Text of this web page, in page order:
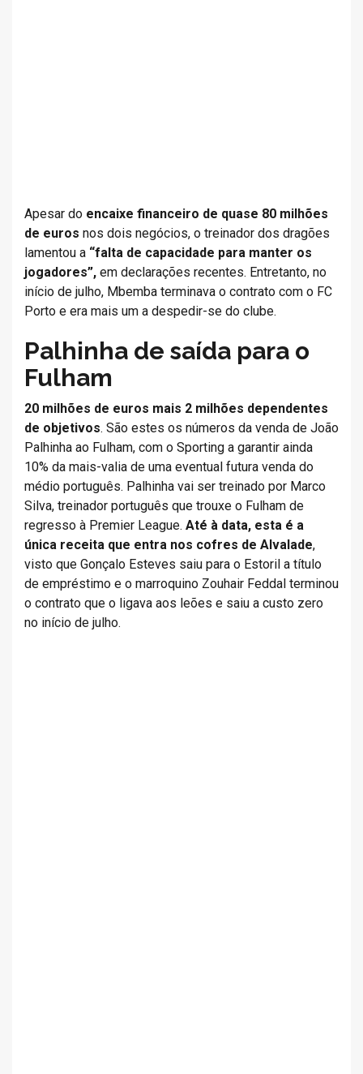
Apesar do encaixe financeiro de quase 80 milhões
de euros nos dois negócios, o treinador dos dragões
lamentou a “falta de capacidade para manter os
jogadores”, em declarações recentes. Entretanto, no
início de julho, Mbemba terminava o contrato com o FC
Porto e era mais um a despedir-se do clube.
Palhinha de saída para o
Fulham
20 milhões de euros mais 2 milhões dependentes
de objetivos. São estes os números da venda de João
Palhinha ao Fulham, com o Sporting a garantir ainda
10% da mais-valia de uma eventual futura venda do
médio português. Palhinha vai ser treinado por Marco
Silva, treinador português que trouxe o Fulham de
regresso à Premier League. Até à data, esta é a
única receita que entra nos cofres de Alvalade,
visto que Gonçalo Esteves saiu para o Estoril a título
de empréstimo e o marroquino Zouhair Feddal terminou
o contrato que o ligava aos leões e saiu a custo zero
no início de julho.